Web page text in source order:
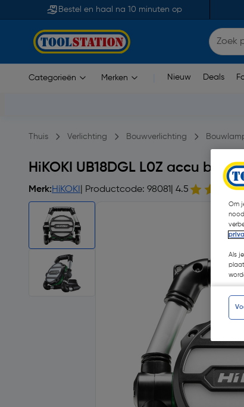
Bestel en haal na 10 minuten op
Categorieën Merken Nieuw Deals
Thuis Verlichting Bouwverlichting
HiKOKI UB18DGL L0Z accu
Merk:HiKOKI | Productcode: 98081 | 4.5
Om
Als